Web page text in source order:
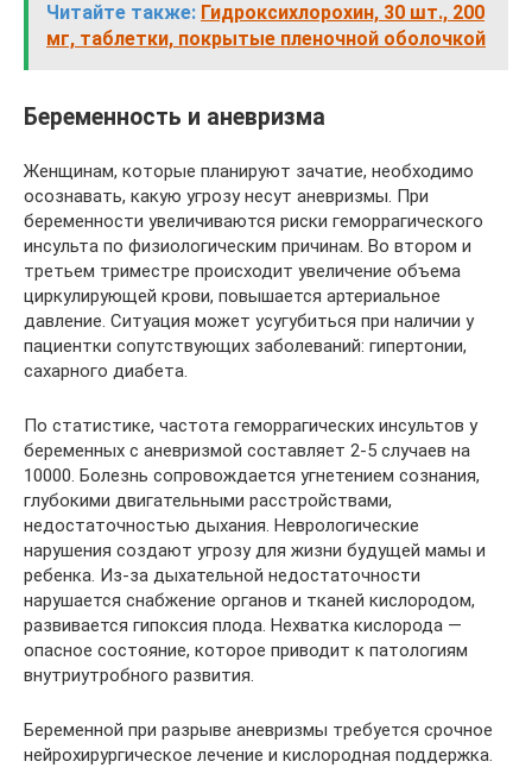
Читайте также: Гидроксихлорохин, 30 шт., 200
мг, таблетки, покрытые пленочной оболочкой
Беременность и аневризма
Женщинам, которые планируют зачатие, необходимо
осознавать, какую угрозу несут аневризмы. При
беременности увеличиваются риски геморрагического
инсульта по физиологическим причинам. Во втором и
третьем триместре происходит увеличение объема
циркулирующей крови, повышается артериальное
давление. Ситуация может усугубиться при наличии у
пациентки сопутствующих заболеваний: гипертонии,
сахарного диабета.
По статистике, частота геморрагических инсультов у
беременных с аневризмой составляет 2-5 случаев на
10000. Болезнь сопровождается угнетением сознания,
глубокими двигательными расстройствами,
недостаточностью дыхания. Неврологические
нарушения создают угрозу для жизни будущей мамы и
ребенка. Из-за дыхательной недостаточности
нарушается снабжение органов и тканей кислородом,
развивается гипоксия плода. Нехватка кислорода —
опасное состояние, которое приводит к патологиям
внутриутробного развития.
Беременной при разрыве аневризмы требуется срочное
нейрохирургическое лечение и кислородная поддержка.